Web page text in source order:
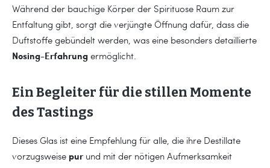
Während der bauchige Körper der Spirituose Raum zur
Entfaltung gibt, sorgt die verjüngte Öffnung dafür, dass die
Duftstoffe gebündelt werden, was eine besonders detaillierte
Nosing-Erfahrung ermöglicht.
Ein Begleiter für die stillen Momente
des Tastings
Dieses Glas ist eine Empfehlung für alle, die ihre Destillate
vorzugsweise pur und mit der nötigen Aufmerksamkeit